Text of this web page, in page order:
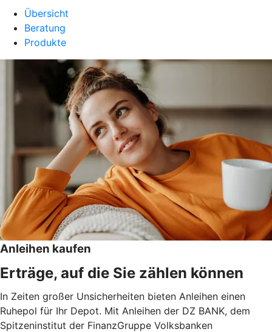
Übersicht
Beratung
Produkte
Anleihen kaufen
Erträge, auf die Sie zählen können
In Zeiten großer Unsicherheiten bieten Anleihen einen
Ruhepol für Ihr Depot. Mit Anleihen der DZ BANK, dem
Spitzeninstitut der FinanzGruppe Volksbanken